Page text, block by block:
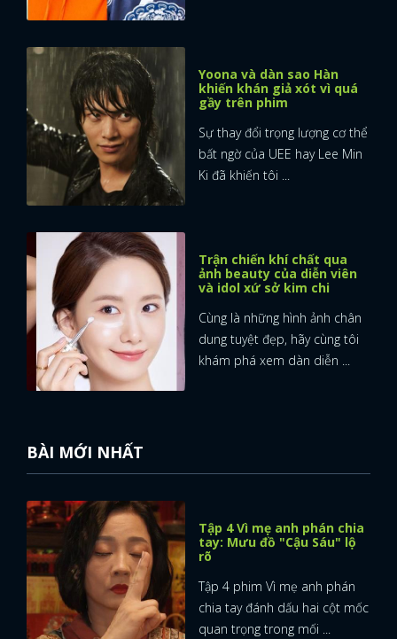
Yoona và dàn sao Hàn
khiến khán giả xót vì quá
gầy trên phim
Sự thay đổi trọng lượng cơ thể
bất ngờ của UEE hay Lee Min
Ki đã khiến tôi ...
Trận chiến khí chất qua
ảnh beauty của diễn viên
và idol xứ sở kim chi
Cùng là những hình ảnh chân
dung tuyệt đẹp, hãy cùng tôi
khám phá xem dàn diễn ...
BÀI MỚI NHẤT
Tập 4 Vì mẹ anh phán chia
tay: Mưu đồ "Cậu Sáu" lộ
rõ
Tập 4 phim Vì mẹ anh phán
chia tay đánh dấu hai cột mốc
quan trọng trong mối ...